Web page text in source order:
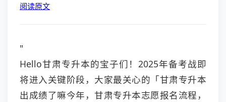
阅读原文
"
Hello甘肃专升本的宝子们！2025年备考战即
将进入关键阶段，大家最关心的「甘肃专升本
出成绩了嘛今年，甘肃专升本志愿报名流程，